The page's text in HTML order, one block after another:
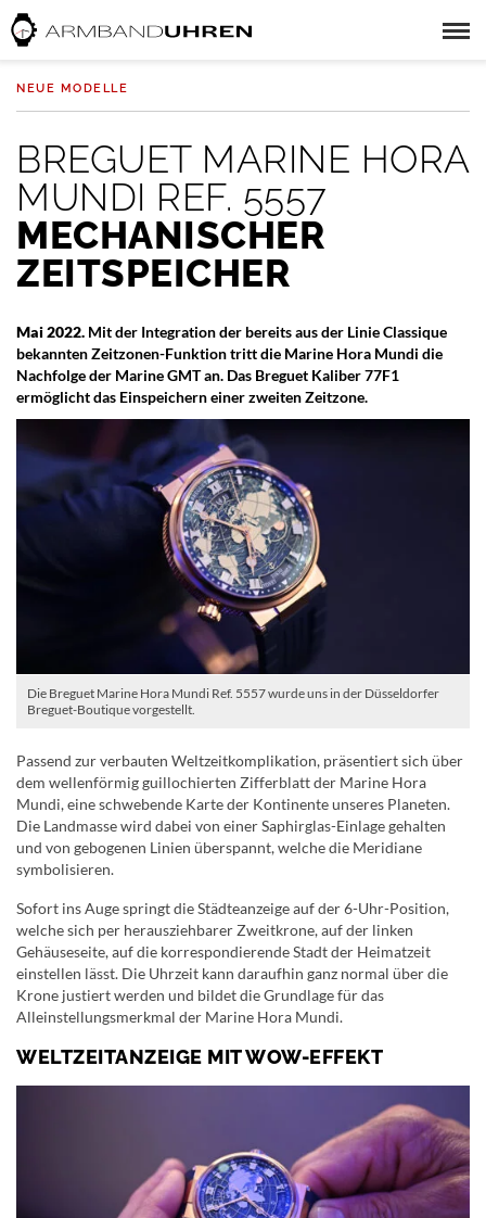
NEUE MODELLE
BREGUET MARINE HORA
MUNDI REF. 5557
MECHANISCHER
ZEITSPEICHER
Mai 2022. Mit der Integration der bereits aus der Linie Classique
bekannten Zeitzonen-Funktion tritt die Marine Hora Mundi die
Nachfolge der Marine GMT an. Das Breguet Kaliber 77F1
ermöglicht das Einspeichern einer zweiten Zeitzone.
Die Breguet Marine Hora Mundi Ref. 5557 wurde uns in der Düsseldorfer
Breguet-Boutique vorgestellt.
Passend zur verbauten Weltzeitkomplikation, präsentiert sich über
dem wellenförmig guillochierten Zifferblatt der Marine Hora
Mundi, eine schwebende Karte der Kontinente unseres Planeten.
Die Landmasse wird dabei von einer Saphirglas-Einlage gehalten
und von gebogenen Linien überspannt, welche die Meridiane
symbolisieren.
Sofort ins Auge springt die Städteanzeige auf der 6-Uhr-Position,
welche sich per herausziehbarer Zweitkrone, auf der linken
Gehäuseseite, auf die korrespondierende Stadt der Heimatzeit
einstellen lässt. Die Uhrzeit kann daraufhin ganz normal über die
Krone justiert werden und bildet die Grundlage für das
Alleinstellungsmerkmal der Marine Hora Mundi.
WELTZEITANZEIGE MIT WOW-EFFEKT